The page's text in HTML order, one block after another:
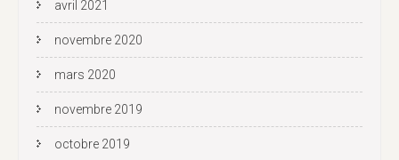
avril 2021
novembre 2020
mars 2020
novembre 2019
octobre 2019